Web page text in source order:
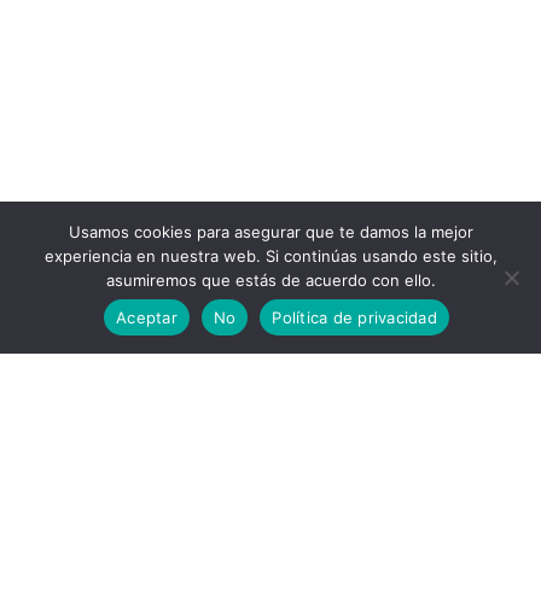
Usamos cookies para asegurar que te damos la mejor
experiencia en nuestra web. Si continúas usando este sitio,
asumiremos que estás de acuerdo con ello.
Aceptar
No Política de privacidad